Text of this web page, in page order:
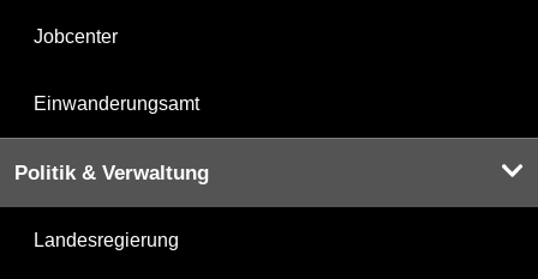
Jobcenter
Einwanderungsamt
Politik & Verwaltung
Landesregierung